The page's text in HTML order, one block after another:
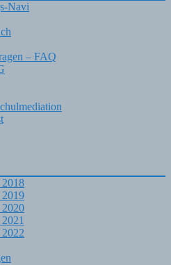
Navi
– FAQ